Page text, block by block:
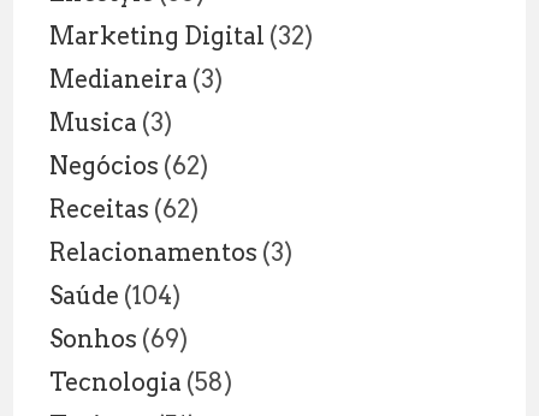
Marketing Digital (32)
Medianeira (3)
Musica (3)
Negócios (62)
Receitas (62)
Relacionamentos (3)
Saúde (104)
Sonhos (69)
Tecnologia (58)